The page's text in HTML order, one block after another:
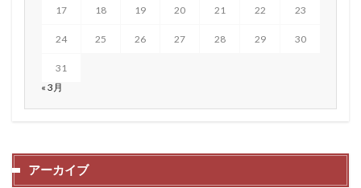
17 18 19 20 21 22 23
24 25 26 27 28 29 30
31
« 3月
アーカイブ